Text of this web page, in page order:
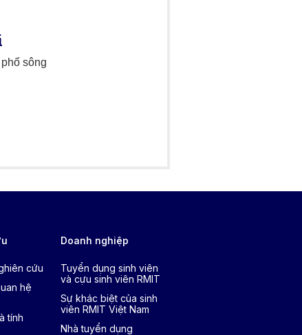
sông
cứu
hệ
tính
Doanh nghiệp
Tuyển dụng sinh viên
và cựu sinh viên RMIT
Sự khác biệt của sinh
viên RMIT Việt Nam
Nhà tuyển dụng